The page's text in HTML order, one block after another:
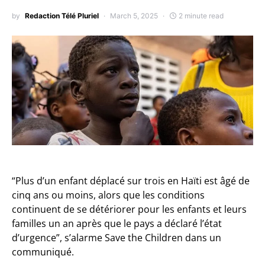
by Redaction Télé Pluriel March 5, 2025 2 minute read
“Plus d’un enfant déplacé sur trois en Haïti est âgé de
cinq ans ou moins, alors que les conditions
continuent de se détériorer pour les enfants et leurs
familles un an après que le pays a déclaré l’état
d’urgence”, s’alarme Save the Children dans un
communiqué.